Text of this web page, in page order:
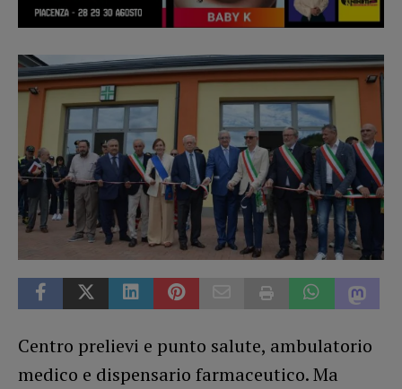
Centro prelievi e punto salute, ambulatorio
medico e dispensario farmaceutico. Ma